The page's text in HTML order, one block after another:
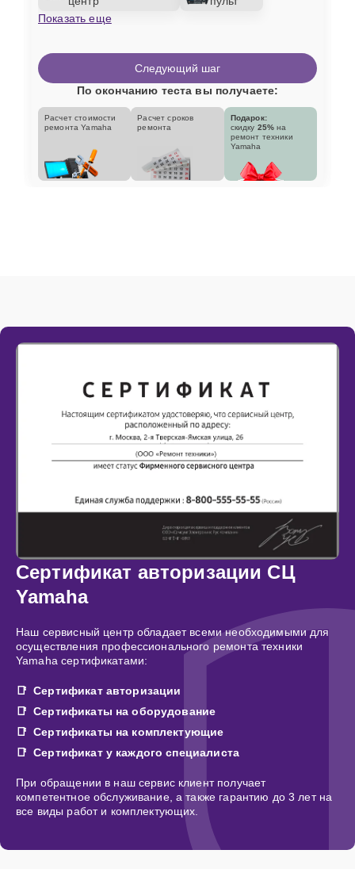
Показать еще
Следующий шаг
По окончанию теста вы получаете:
Расчет стоимости
ремонта Yamaha
Расчет сроков
ремонта
Подарок:
скидку 25% на
ремонт техники
Yamaha
Сертификат авторизации СЦ
Yamaha
Наш сервисный центр обладает всеми необходимыми для
осуществления профессионального ремонта техники
Yamaha сертификатами:
Сертификат авторизации
Сертификаты на оборудование
Сертификаты на комплектующие
Сертификат у каждого специалиста
При обращении в наш сервис клиент получает
компетентное обслуживание, а также гарантию до 3 лет на
все виды работ и комплектующих.